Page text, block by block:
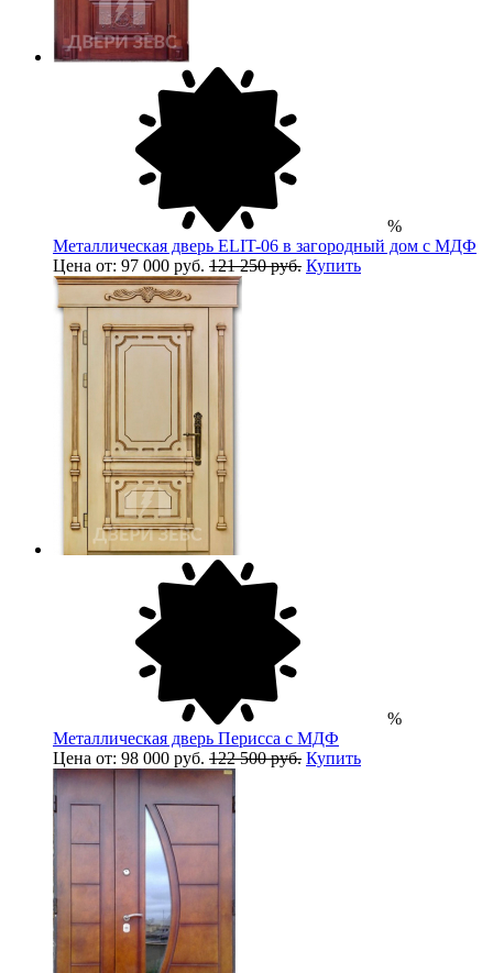
%
Металлическая дверь ELIT-06 в загородный дом с МДФ
Цена от: 97 000 руб. 121 250 руб. Купить
%
Металлическая дверь Перисса с МДФ
Цена от: 98 000 руб. 122 500 руб. Купить